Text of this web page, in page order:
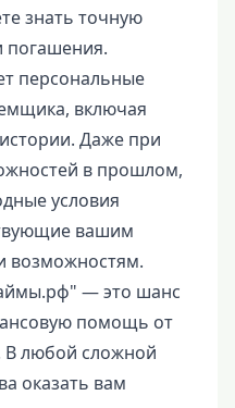
знать точную
погашения.
персональные
включая
Даже при
в прошлом,
условия
вашим
возможностям.
— это шанс
помощь от
В любой сложной
оказать вам